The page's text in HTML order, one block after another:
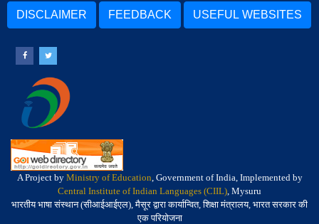
DISCLAIMER FEEDBACK USEFUL WEBSITES
A Project by Ministry of Education, Government of India, Implemented by
Central Institute of Indian Languages (CIIL), Mysuru
भारतीय भाषा संस्थान (सीआईआईएल), मैसूर द्वारा कार्यान्वित, शिक्षा मंत्रालय, भारत सरकार की
एक परियोजना